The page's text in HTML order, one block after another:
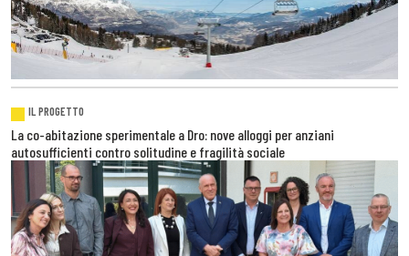
IL PROGETTO
La co-abitazione sperimentale a Dro: nove alloggi per anziani
autosufficienti contro solitudine e fragilità sociale